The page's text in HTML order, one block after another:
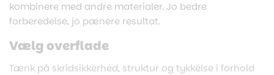
kombinere med andre materialer. Jo bedre
forberedelse, jo pænere resultat.
Vælg overflade
Tænk på skridsikkerhed, struktur og tykkelse i forhold